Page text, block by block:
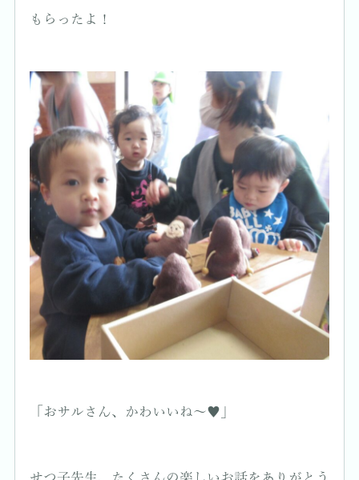
もらったよ！
「おサルさん、かわいいね〜♥」